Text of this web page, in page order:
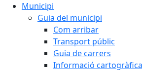
Municipi
Guia del municipi
Com arribar
Transport públic
Guia de carrers
Informació cartogràfica